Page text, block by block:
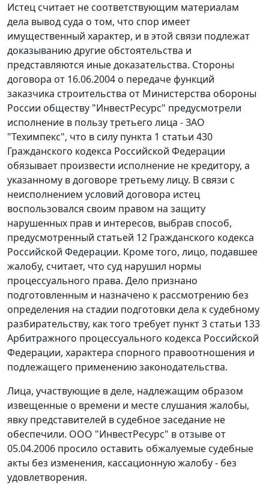
Истец считает не соответствующим материалам
дела вывод суда о том, что спор имеет
имущественный характер, и в этой связи подлежат
доказыванию другие обстоятельства и
представляются иные доказательства. Стороны
договора от 16.06.2004 о передаче функций
заказчика строительства от Министерства обороны
России обществу "ИнвестРесурс" предусмотрели
исполнение в пользу третьего лица - ЗАО
"Техимпекс", что в силу пункта 1 статьи 430
Гражданского кодекса Российской Федерации
обязывает произвести исполнение не кредитору, а
указанному в договоре третьему лицу. В связи с
неисполнением условий договора истец
воспользовался своим правом на защиту
нарушенных прав и интересов, выбрав способ,
предусмотренный статьей 12 Гражданского кодекса
Российской Федерации. Кроме того, лицо, подавшее
жалобу, считает, что суд нарушил нормы
процессуального права. Дело признано
подготовленным и назначено к рассмотрению без
определения на стадии подготовки дела к судебному
разбирательству, как того требует пункт 3 статьи 133
Арбитражного процессуального кодекса Российской
Федерации, характера спорного правоотношения и
подлежащего применению законодательства.
Лица, участвующие в деле, надлежащим образом
извещенные о времени и месте слушания жалобы,
явку представителей в судебное заседание не
обеспечили. ООО "ИнвестРесурс" в отзыве от
05.04.2006 просило оставить обжалуемые судебные
акты без изменения, кассационную жалобу - без
удовлетворения.